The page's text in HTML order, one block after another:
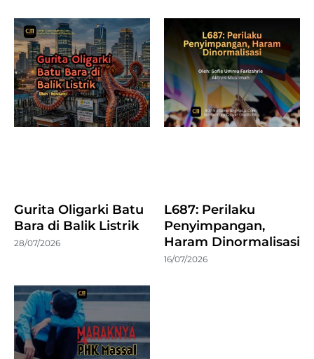
Gurita Oligarki Batu
Bara di Balik Listrik
28/07/2026
L687: Perilaku
Penyimpangan,
Haram Dinormalisasi
16/07/2026